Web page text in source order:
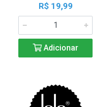
R$ 19,99
Adicionar